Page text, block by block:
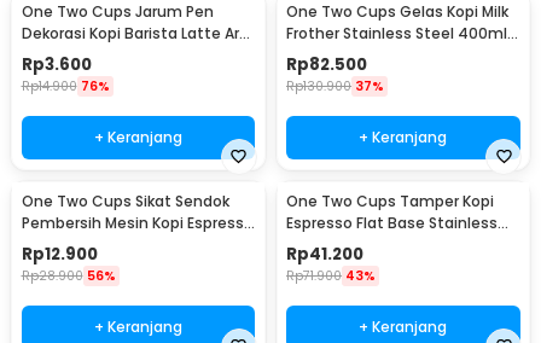
One Two Cups Jarum Pen
Dekorasi Kopi Barista Latte Art
Needle 13cm - F3F27
Rp3.600
Rp14.900 76%
+ Keranjang
One Two Cups Gelas Kopi Milk
Frother Stainless Steel 400ml -
WZ0011
Rp82.500
Rp130.900 37%
+ Keranjang
One Two Cups Sikat Sendok
Pembersih Mesin Kopi Espresso
2in1 - 8809
Rp12.900
Rp28.900 56%
+ Keranjang
One Two Cups Tamper Kopi
Espresso Flat Base Stainless
Steel 51mm - SS51
Rp41.200
Rp71.900 43%
+ Keranjang